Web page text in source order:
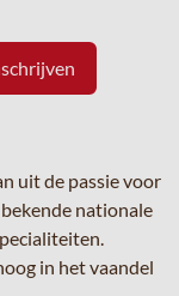
uit de passie voor
nationale
in het vaandel